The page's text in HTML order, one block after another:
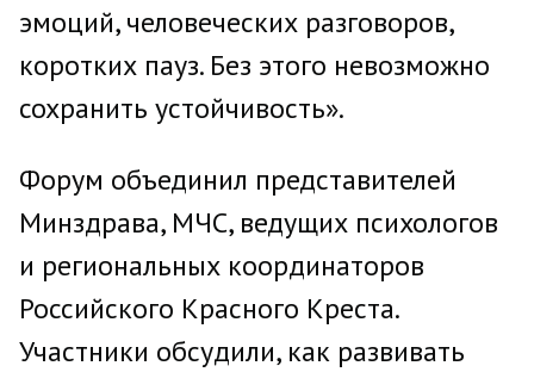
эмоций, человеческих разговоров,
коротких пауз. Без этого невозможно
сохранить устойчивость».
Форум объединил представителей
Минздрава, МЧС, ведущих психологов
и региональных координаторов
Российского Красного Креста.
Участники обсудили, как развивать